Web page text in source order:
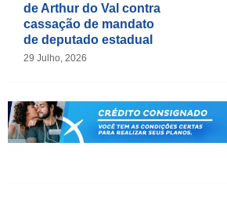
de Arthur do Val contra
cassação de mandato
de deputado estadual
29 Julho, 2026